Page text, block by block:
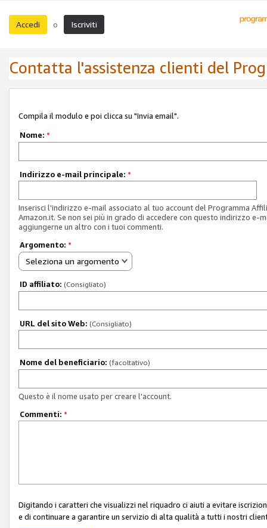
Accedi o Iscriviti
Contatta l'assistenza clienti del
Compila il modulo e poi clicca su "Invia email".
Nome: *
Indirizzo e-mail principale: *
Inserisci l'indirizzo e-mail associato al tuo account del Programma
Amazon.it. Se non sei più in grado di accedere con questo indirizzo e-
aggiungerne un altro con i tuoi commenti.
Argomento: *
Seleziona un argomento
ID affiliato: (Consigliato)
URL del sito Web: (Consigliato)
Nome del beneficiario: (facoltativo)
Questo è il nome usato per creare l'account.
Commenti: *
Digitando i caratteri che visualizzi nel riquadro ci aiuti a evitare
e di continuare a garantire un servizio di alta qualità a tutti i nostri